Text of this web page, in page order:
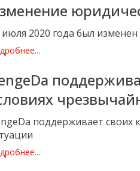
июля 2020 года был
поддерживает своих